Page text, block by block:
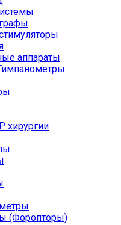
аппараты
хирургии
(Форопторы)